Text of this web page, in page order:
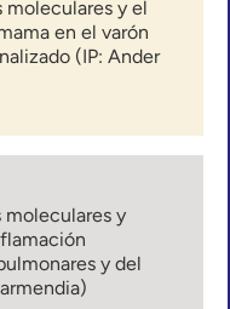
moleculares y el
en el varón
(IP: Ander
moleculares y
y del